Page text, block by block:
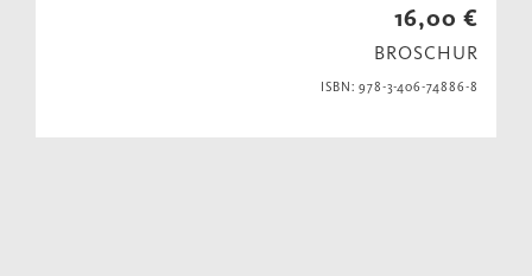
16,00 €
BROSCHUR
ISBN: 978-3-406-74886-8